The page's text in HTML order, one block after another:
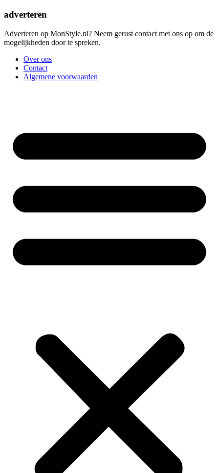
adverteren
Adverteren op MonStyle.nl? Neem gerust contact met ons op om de
mogelijkheden door te spreken.
Over ons
Contact
Algemene voorwaarden